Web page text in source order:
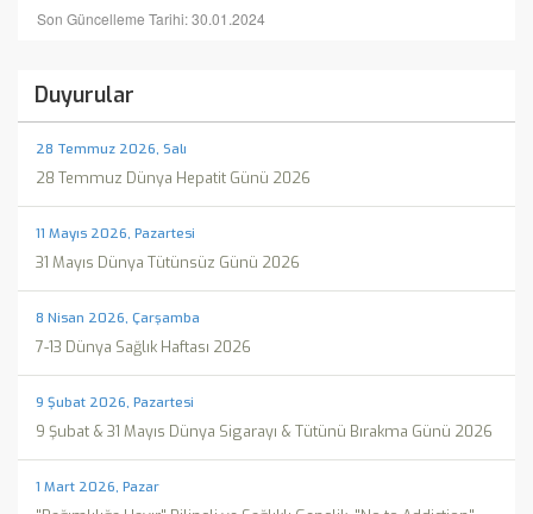
Son Güncelleme Tarihi: 30.01.2024
Duyurular
28 Temmuz 2026, Salı
28 Temmuz Dünya Hepatit Günü 2026
11 Mayıs 2026, Pazartesi
31 Mayıs Dünya Tütünsüz Günü 2026
8 Nisan 2026, Çarşamba
7-13 Dünya Sağlık Haftası 2026
9 Şubat 2026, Pazartesi
9 Şubat & 31 Mayıs Dünya Sigarayı & Tütünü Bırakma Günü 2026
1 Mart 2026, Pazar